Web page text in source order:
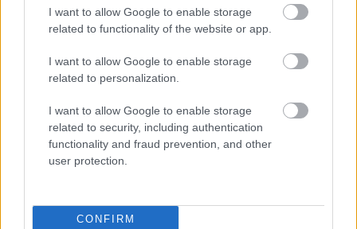
I want to allow Google to enable storage
related to functionality of the website or app.
I want to allow Google to enable storage
related to personalization.
I want to allow Google to enable storage
related to security, including authentication
functionality and fraud prevention, and other
user protection.
CONFIRM
10 nyári ombre köröm, ha imádod a színes manikűrt
lehet a ludas
a gondolataidat
Évek óta rosszul használod a hajbalzsamot? A fodrászok
elárulták, mire érdemes figyelni
akarja az életedet